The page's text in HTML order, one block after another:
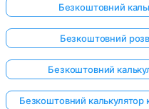
Безкоштовний
Безкоштовний
Безкоштовний
Безкоштовний калькулятор